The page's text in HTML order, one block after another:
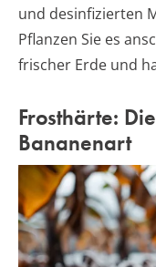
und desinfizierten
Pflanzen Sie es
frischer Erde und
Frosthärte:
Bananenart